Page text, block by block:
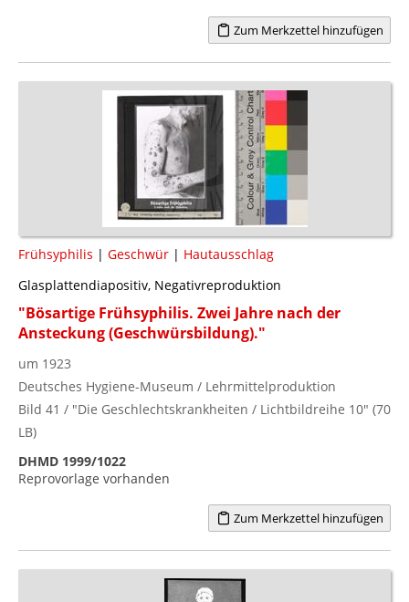
Zum Merkzettel hinzufügen
Frühsyphilis | Geschwür | Hautausschlag
Glasplattendiapositiv, Negativreproduktion
"Bösartige Frühsyphilis. Zwei Jahre nach der
Ansteckung (Geschwürsbildung)."
um 1923
Deutsches Hygiene-Museum / Lehrmittelproduktion
Bild 41 / "Die Geschlechtskrankheiten / Lichtbildreihe 10" (70
LB)
DHMD 1999/1022
Reprovorlage vorhanden
Zum Merkzettel hinzufügen